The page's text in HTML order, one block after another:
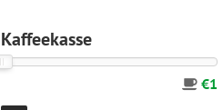
Kaffeekasse
€1